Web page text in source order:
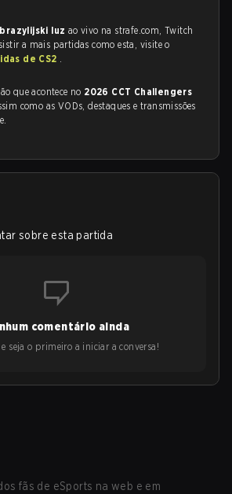
luz ao vivo na strafe.com, Twitch
a mais partidas como esta, visite o
de CS2 .
que acontece no 2026 CCT Challengers
como as VODs, destaques e transmissões
sobre esta partida
comentário ainda
seja o primeiro a iniciar a conversa!
fãs de eSports na web e em